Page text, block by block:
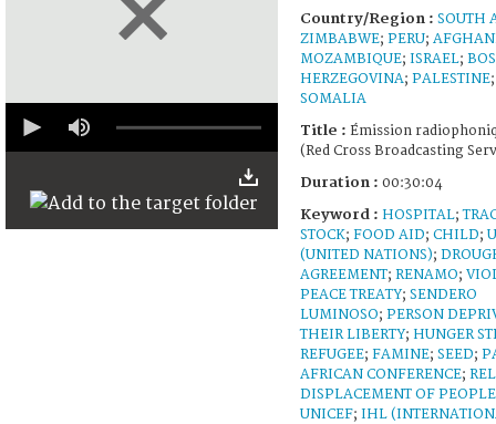
seconds
Country/Region : SOUTH
ZIMBABWE; PERU;
MOZAMBIQUE; ISRAEL;
HERZEGOVINA; PALESTINE;
SOMALIA
Title : Émission
(Red Cross Broadcasting
Duration : 00:30:04
Keyword : HOSPITAL;
STOCK; FOOD AID; CHILD;
(UNITED NATIONS);
AGREEMENT; RENAMO;
PEACE TREATY; SENDERO
LUMINOSO; PERSON
THEIR LIBERTY; HUNGER
REFUGEE; FAMINE; SEED;
AFRICAN CONFERENCE;
DISPLACEMENT OF PEOPLE
UNICEF; IHL